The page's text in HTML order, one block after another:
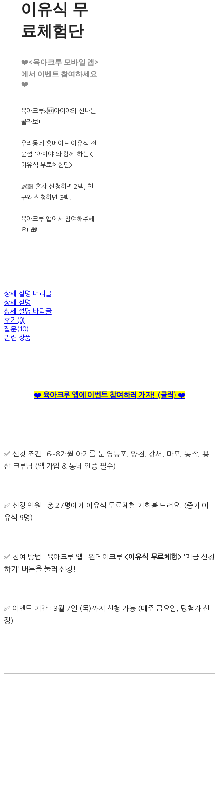
이유식 무
료체험단
❤️<육아크루 모바일 앱>
에서 이벤트 참여하세요
❤️
육아크루x아이야의 신나는
콜라보!
우리동네 홈메이드 이유식 전
문점 '아이야'와 함께 하는 <
이유식 무료체험단>
👶🏻 혼자 신청하면 2팩, 친
구와 신청하면 3팩!
육아크루 앱에서 참여해주세
요! 🎁
상세 설명 머리글
상세 설명
상세 설명 바닥글
후기(0)
질문(10)
관련 상품
❤️ 육아크루 앱에 이벤트 참여하러 가자! (클릭) ❤️
✅ 신청 조건 : 6~8개월 아기를 둔 영등포, 양천, 강서, 마포, 동작, 용
산 크루님 (앱 가입 & 동네 인증 필수)
✅ 선 정 인원 : 총 27명에게 이유식 무료체험 기회를 드려요. (중기 이
유식 9명)
✅ 참여 방법 : 육아크루 앱 - 원데이크루<이유식 무료체험>'지금 신청
하기' 버튼을 눌러 신청!
✅ 이벤트 기간 : 3월 7일 (목)까지 신청 가능 (매주 금요일, 당첨자 선
정)